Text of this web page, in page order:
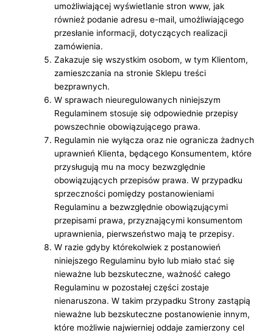
umożliwiającej wyświetlanie stron www, jak
również podanie adresu e-mail, umożliwiającego
przesłanie informacji, dotyczących realizacji
zamówienia.
Zakazuje się wszystkim osobom, w tym Klientom,
zamieszczania na stronie Sklepu treści
bezprawnych.
W sprawach nieuregulowanych niniejszym
Regulaminem stosuje się odpowiednie przepisy
powszechnie obowiązującego prawa.
Regulamin nie wyłącza oraz nie ogranicza żadnych
uprawnień Klienta, będącego Konsumentem, które
przysługują mu na mocy bezwzględnie
obowiązujących przepisów prawa. W przypadku
sprzeczności pomiędzy postanowieniami
Regulaminu a bezwzględnie obowiązującymi
przepisami prawa, przyznającymi konsumentom
uprawnienia, pierwszeństwo mają te przepisy.
W razie gdyby którekolwiek z postanowień
niniejszego Regulaminu było lub miało stać się
nieważne lub bezskuteczne, ważność całego
Regulaminu w pozostałej części zostaje
nienaruszona. W takim przypadku Strony zastąpią
nieważne lub bezskuteczne postanowienie innym,
które możliwie najwierniej oddaje zamierzony cel